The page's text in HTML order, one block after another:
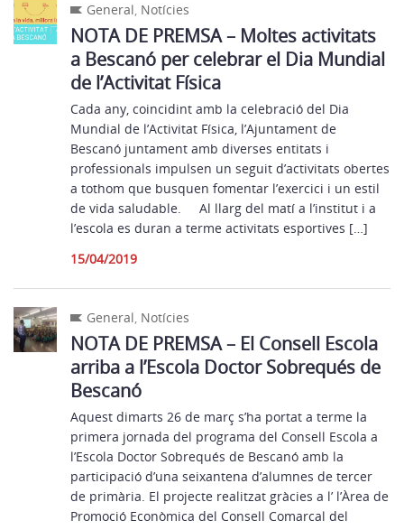
General, Notícies
NOTA DE PREMSA – Moltes activitats
a Bescanó per celebrar el Dia Mundial
de l’Activitat Física
Cada any, coincidint amb la celebració del Dia
Mundial de l’Activitat Física, l’Ajuntament de
Bescanó juntament amb diverses entitats i
professionals impulsen un seguit d’activitats obertes
a tothom que busquen fomentar l’exercici i un estil
de vida saludable. Al llarg del matí a l’institut i a
l’escola es duran a terme activitats esportives […]
15/04/2019
General, Notícies
NOTA DE PREMSA – El Consell Escola
arriba a l’Escola Doctor Sobrequés de
Bescanó
Aquest dimarts 26 de març s’ha portat a terme la
primera jornada del programa del Consell Escola a
l’Escola Doctor Sobrequés de Bescanó amb la
participació d’una seixantena d’alumnes de tercer
de primària. El projecte realitzat gràcies a l’ l’Àrea de
Promoció Econòmica del Consell Comarcal del